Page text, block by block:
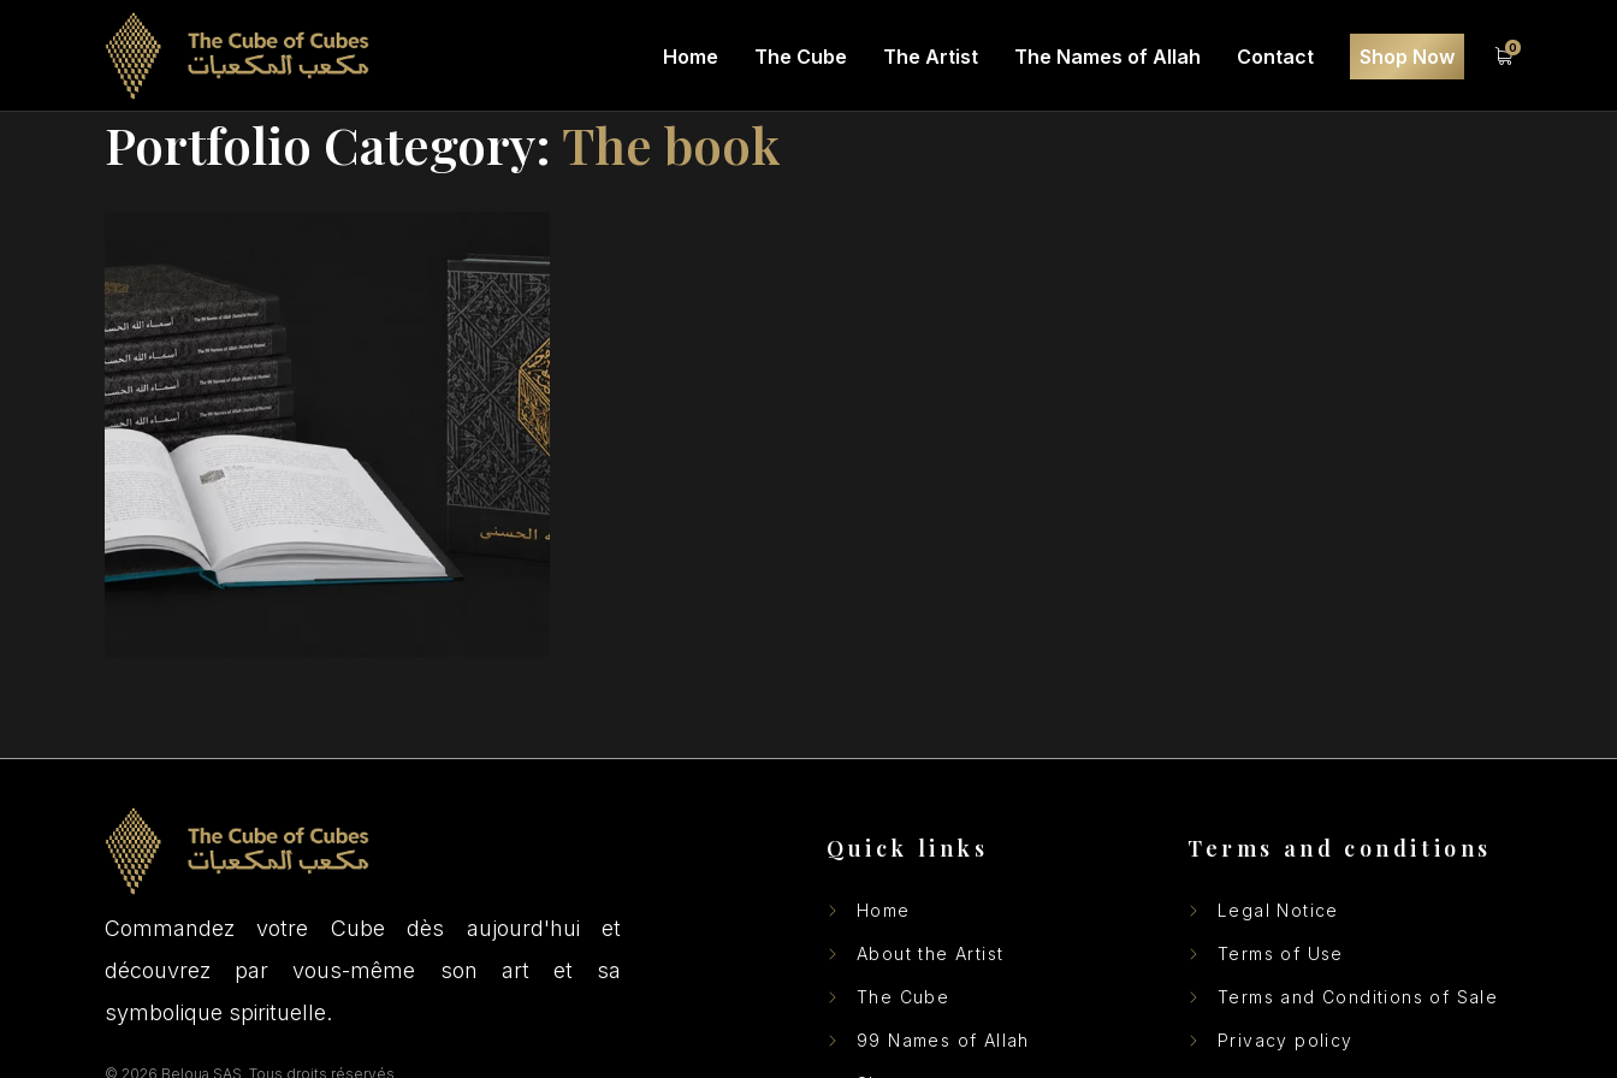
Home The Cube The Artist The Names of Allah Contact Shop Now 0
Portfolio Category: The book
elegance, and purpose
Commandez votre Cube dès aujourd'hui et
découvrez par vous-même son art et sa
symbolique spirituelle.
© 2026 Beloua SAS. Tous droits réservés.
Quick links
Home
About the Artist
The Cube
99 Names of Allah
Terms and conditions
Legal Notice
Terms of Use
Terms and Conditions of Sale
Privacy policy